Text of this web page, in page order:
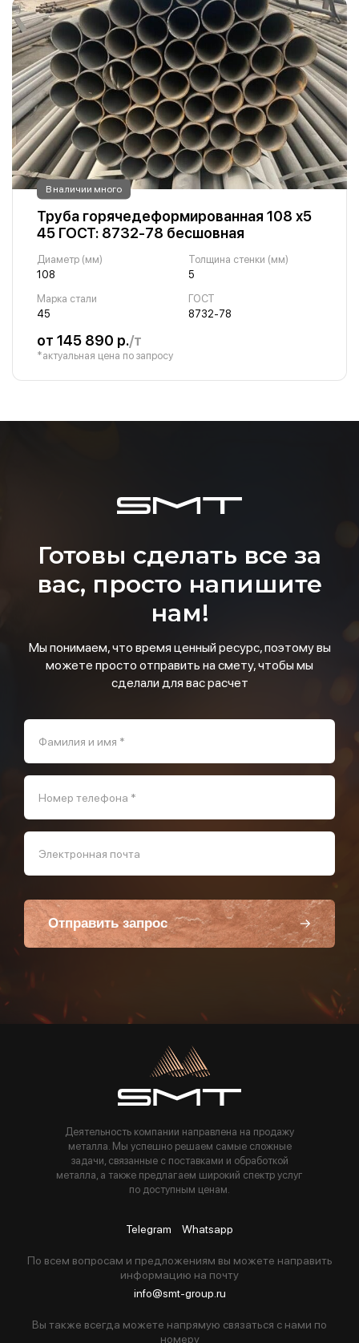
В наличии много
Труба горячедеформированная 108 х5
45 ГОСТ: 8732-78 бесшовная
Диаметр (мм)
108
Толщина стенки (мм)
5
Марка стали
45
ГОСТ
8732-78
от 145 890 р./т
*актуальная цена по запросу
Готовы сделать все за
вас, просто напишите
нам!
Мы понимаем, что время ценный ресурс, поэтому вы
можете просто отправить на смету, чтобы мы
сделали для вас расчет
Фамилия и имя *
Номер телефона *
Электронная почта
Отправить запрос
Пользуясь данной формой вы соглашаетесь с политикой компании
Деятельность компании направлена на продажу
металла. Мы успешно решаем самые сложные
задачи, связанные с поставками и обработкой
металла, а также предлагаем широкий спектр услуг
по доступным ценам.
Telegram Whatsapp
По всем вопросам и предложениям вы можете направить
информацию на почту
info@smt-group.ru
Вы также всегда можете напрямую связаться с нами по
номеру